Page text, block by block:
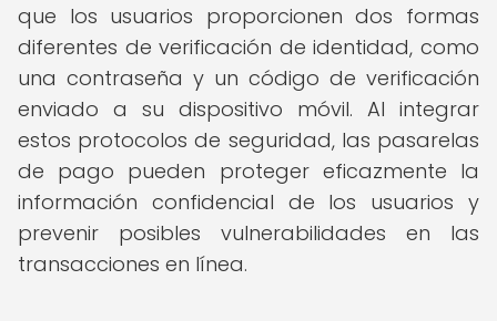
que los usuarios proporcionen dos formas
diferentes de verificación de identidad, como
una contraseña y un código de verificación
enviado a su dispositivo móvil. Al integrar
estos protocolos de seguridad, las pasarelas
de pago pueden proteger eficazmente la
información confidencial de los usuarios y
prevenir posibles vulnerabilidades en las
transacciones en línea.